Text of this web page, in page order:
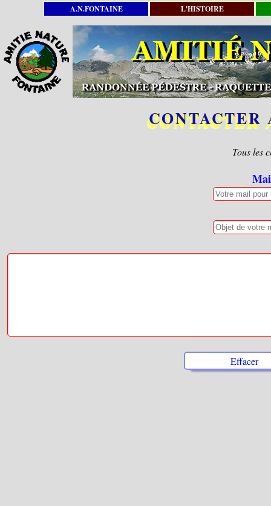
A.N.FONTAINE L'HISTOIRE
Tous les